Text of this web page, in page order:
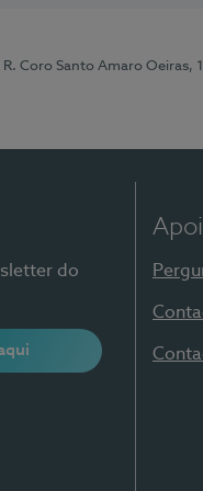
| R. Coro Santo Amaro Oeiras,
do